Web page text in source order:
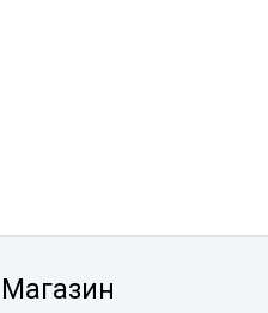
Магазин